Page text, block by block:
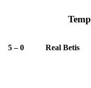
5 – 0 Real Betis